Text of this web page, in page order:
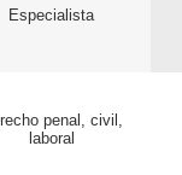
Especialista
penal, civil,
laboral